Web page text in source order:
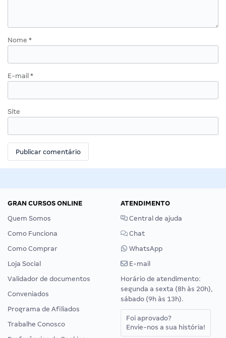
Nome *
E-mail *
Site
GRAN CURSOS ONLINE
Quem Somos
Como Funciona
Como Comprar
Loja Social
Validador de documentos
Conveniados
Programa de Afiliados
Trabalhe Conosco
ATENDIMENTO
Central de ajuda
Chat
WhatsApp
E-mail
Horário de atendimento:
segunda a sexta (8h às 20h),
sábado (9h às 13h).
Foi aprovado?
Envie-nos a sua história!